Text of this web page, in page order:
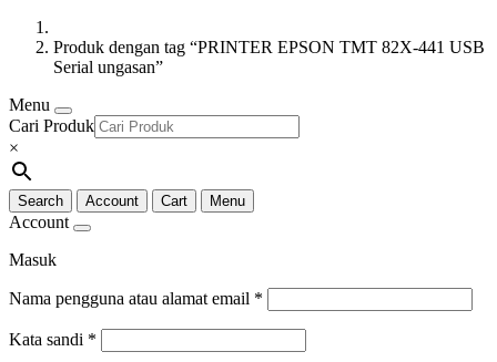
Produk dengan tag “PRINTER EPSON TMT 82X-441 USB
Serial ungasan”
Menu
Cari Produk
×
Search Account Cart Menu
Account
Masuk
Nama pengguna atau alamat email *
Kata sandi *